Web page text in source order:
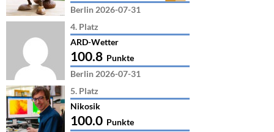
Berlin 2026-07-31
4. Platz
ARD-Wetter
100.8 Punkte
Berlin 2026-07-31
5. Platz
Nikosik
100.0 Punkte